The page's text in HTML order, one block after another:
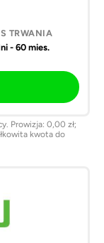
- 60 mies.
Prowizja: 0,00 zł;
kwota do